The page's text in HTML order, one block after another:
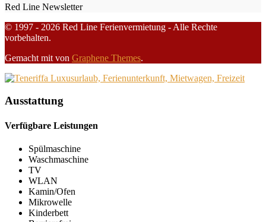
Red Line Newsletter
© 1997 - 2026 Red Line Ferienvermietung - Alle Rechte
vorbehalten.
Gemacht mit von Graphene Themes.
Ausstattung
Verfügbare Leistungen
Spülmaschine
Waschmaschine
TV
WLAN
Kamin/Ofen
Mikrowelle
Kinderbett